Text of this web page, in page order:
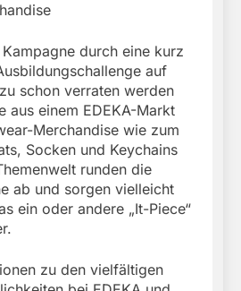
durch eine kurz
auf
schon verraten werden
aus einem EDEKA-Markt
Merchandise wie zum
Socken und Keychains
runden die
ab und sorgen vielleicht
ein oder andere „It-Piece“
zu den vielfältigen